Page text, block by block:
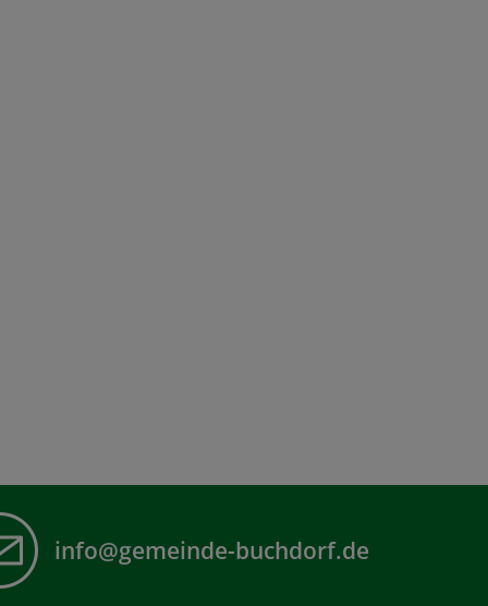
info@gemeinde-buchdorf.de